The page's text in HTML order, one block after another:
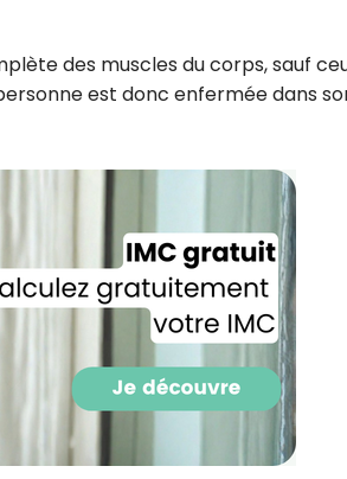
des muscles du corps, sauf
est donc enfermée dans
des courriels pour mesurer et
performances des campagnes.
pourrons savoir si vous ouvrez les
l'heure à laquelle vous le faites ainsi
des informations sur le terminal que
utilisez. Pour en savoir plus sur ces
voir notrepolitique de confidentialité
Je reçois mon cadeau !
Votre adresse email sera utilisée par Digital Prisma
envoyer votre newsletter contenant des offres
personnalisées. Vous pourrez vous désinscrire en
désabonnement intégré dans la newsletter. Pour en
exercer vos droits, prenez connaissance de notre